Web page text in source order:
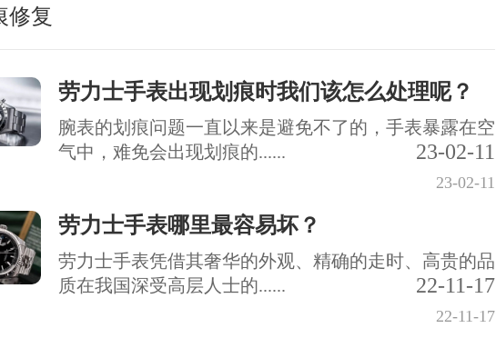
修复
劳力士手表出现划痕时我们该怎么处理呢？
腕表的划痕问题一直以来是避免不了的，手表暴露在空
气中，难免会出现划痕的......
23-02-11
23-02-11
劳力士手表哪里最容易坏？
劳力士手表凭借其奢华的外观、精确的走时、高贵的品
质在我国深受高层人士的......
22-11-17
22-11-17